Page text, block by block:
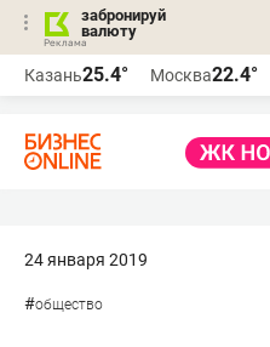
забронируй
валюту
Казань25.4° Москва22.4°
24 января 2019
#общество